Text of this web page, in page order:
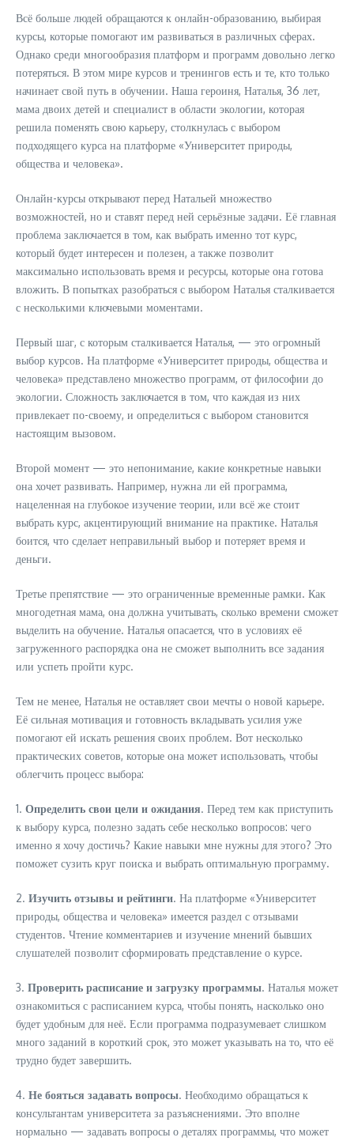
Всё больше людей обращаются к онлайн-образованию, выбирая
курсы, которые помогают им развиваться в различных сферах.
Однако среди многообразия платформ и программ довольно легко
потеряться. В этом мире курсов и тренингов есть и те, кто только
начинает свой путь в обучении. Наша героиня, Наталья, 36 лет,
мама двоих детей и специалист в области экологии, которая
решила поменять свою карьеру, столкнулась с выбором
подходящего курса на платформе «Университет природы,
общества и человека».
Онлайн-курсы открывают перед Натальей множество
возможностей, но и ставят перед ней серьёзные задачи. Её главная
проблема заключается в том, как выбрать именно тот курс,
который будет интересен и полезен, а также позволит
максимально использовать время и ресурсы, которые она готова
вложить. В попытках разобраться с выбором Наталья сталкивается
с несколькими ключевыми моментами.
Первый шаг, с которым сталкивается Наталья, — это огромный
выбор курсов. На платформе «Университет природы, общества и
человека» представлено множество программ, от философии до
экологии. Сложность заключается в том, что каждая из них
привлекает по-своему, и определиться с выбором становится
настоящим вызовом.
Второй момент — это непонимание, какие конкретные навыки
она хочет развивать. Например, нужна ли ей программа,
нацеленная на глубокое изучение теории, или всё же стоит
выбрать курс, акцентирующий внимание на практике. Наталья
боится, что сделает неправильный выбор и потеряет время и
деньги.
Третье препятствие — это ограниченные временные рамки. Как
многодетная мама, она должна учитывать, сколько времени сможет
выделить на обучение. Наталья опасается, что в условиях её
загруженного распорядка она не сможет выполнить все задания
или успеть пройти курс.
Тем не менее, Наталья не оставляет свои мечты о новой карьере.
Её сильная мотивация и готовность вкладывать усилия уже
помогают ей искать решения своих проблем. Вот несколько
практических советов, которые она может использовать, чтобы
облегчить процесс выбора:
1. Определить свои цели и ожидания. Перед тем как приступить
к выбору курса, полезно задать себе несколько вопросов: чего
именно я хочу достичь? Какие навыки мне нужны для этого? Это
поможет сузить круг поиска и выбрать оптимальную программу.
2. Изучить отзывы и рейтинги. На платформе «Университет
природы, общества и человека» имеется раздел с отзывами
студентов. Чтение комментариев и изучение мнений бывших
слушателей позволит сформировать представление о курсе.
3. Проверить расписание и загрузку программы. Наталья может
ознакомиться с расписанием курса, чтобы понять, насколько оно
будет удобным для неё. Если программа подразумевает слишком
много заданий в короткий срок, это может указывать на то, что её
трудно будет завершить.
4. Не бояться задавать вопросы. Необходимо обращаться к
консультантам университета за разъяснениями. Это вполне
нормально — задавать вопросы о деталях программы, что может